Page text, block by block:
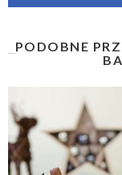
PODOBNE